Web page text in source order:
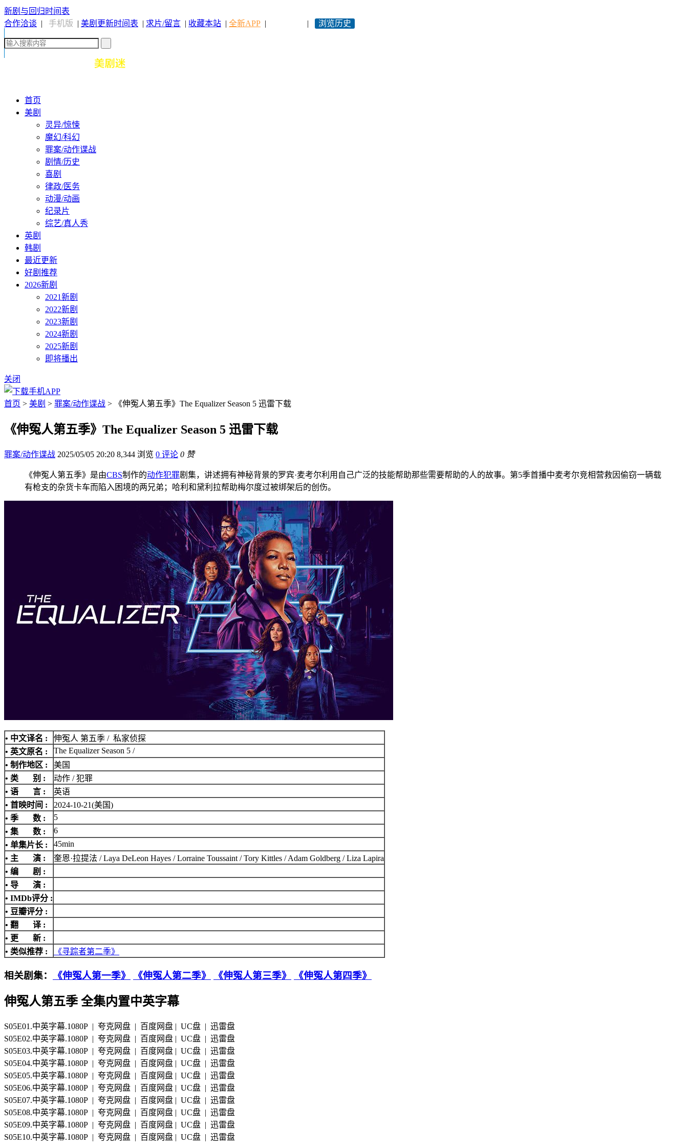
新剧与回归时间表
合作洽谈 | 手机版 | 美剧更新时间表 | 求片/留言 | 收藏本站 | 全新APP | | 浏览历史
首页
美剧
灵异/惊悚
魔幻/科幻
罪案/动作谍战
剧情/历史
喜剧
律政/医务
动漫/动画
纪录片
综艺/真人秀
英剧
韩剧
最近更新
好剧推荐
2026新剧
2021新剧
2022新剧
2023新剧
2024新剧
2025新剧
即将播出
关闭
首页 > 美剧 > 罪案/动作谍战 > 《伸冤人第五季》The Equalizer Season 5 迅雷下载
《伸冤人第五季》The Equalizer Season 5 迅雷下载
罪案/动作谍战 2025/05/05 20:20 8,344 浏览 0 评论 0 赞
《伸冤人第五季》是由CBS制作的动作犯罪剧集，讲述拥有神秘背景的罗宾·麦考尔利用自己广泛的技能帮助那些需要帮助的人的故事。第5季首播中麦考尔竞相营救因偷窃一辆载
有枪支的杂货卡车而陷入困境的两兄弟；哈利和黛利拉帮助梅尔度过被绑架后的创伤。
• 中文译名 :
伸冤人 第五季 / 私家侦探
• 英文原名 :
The Equalizer Season 5 /
• 制作地区 :
美国
• 类 别 :
动作 / 犯罪
• 语 言 :
英语
• 首映时间 :
2024-10-21(美国)
• 季 数 :
5
• 集 数 :
6
• 单集片长 :
45min
• 主 演 :
奎恩·拉提法 / Laya DeLeon Hayes / Lorraine Toussaint / Tory Kittles / Adam Goldberg / Liza Lapira
• 编 剧 :
• 导 演 :
• IMDb评分 :
• 豆瓣评分 :
• 翻 译 :
• 更 新 :
• 类似推荐 :
《寻踪者第二季》
相关剧集： 《伸冤人第一季》 《伸冤人第二季》 《伸冤人第三季》 《伸冤人第四季》
伸冤人第五季 全集内置中英字幕
S05E01.中英字幕.1080P | 夸克网盘 | 百度网盘 | UC盘 | 迅雷盘
S05E02.中英字幕.1080P | 夸克网盘 | 百度网盘 | UC盘 | 迅雷盘
S05E03.中英字幕.1080P | 夸克网盘 | 百度网盘 | UC盘 | 迅雷盘
S05E04.中英字幕.1080P | 夸克网盘 | 百度网盘 | UC盘 | 迅雷盘
S05E05.中英字幕.1080P | 夸克网盘 | 百度网盘 | UC盘 | 迅雷盘
S05E06.中英字幕.1080P | 夸克网盘 | 百度网盘 | UC盘 | 迅雷盘
S05E07.中英字幕.1080P | 夸克网盘 | 百度网盘 | UC盘 | 迅雷盘
S05E08.中英字幕.1080P | 夸克网盘 | 百度网盘 | UC盘 | 迅雷盘
S05E09.中英字幕.1080P | 夸克网盘 | 百度网盘 | UC盘 | 迅雷盘
S05E10.中英字幕.1080P | 夸克网盘 | 百度网盘 | UC盘 | 迅雷盘